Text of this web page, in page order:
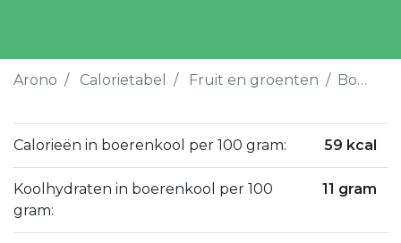
Arono Calorietabel Fruit en groenten Boerenkool
Calorieën in boerenkool per 100 gram: 59 kcal
Koolhydraten in boerenkool per 100
gram:
11 gram